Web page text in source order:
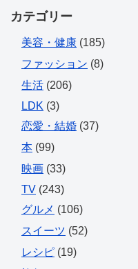
カテゴリー
美容・健康 (185)
ファッション (8)
生活 (206)
LDK (3)
恋愛・結婚 (37)
本 (99)
映画 (33)
TV (243)
グルメ (106)
スイーツ (52)
レシピ (19)